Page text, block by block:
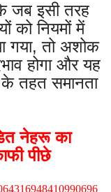
जब इसी तरह
को नियमों में
गया, तो अशोक
होगा और यह
तहत समानता
नेहरू का
पीछे